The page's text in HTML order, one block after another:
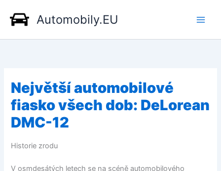
obsah
Automobily.EU
Největší automobilové
fiasko všech dob: DeLorean
DMC-12
Historie zrodu
V osmdesátých letech se na scéně automobilového